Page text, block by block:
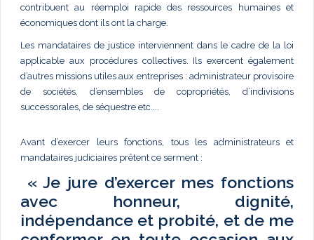
contribuent au réemploi rapide des ressources humaines et
économiques dont ils ont la charge.
Les mandataires de justice interviennent dans le cadre de la loi
applicable aux procédures collectives. Ils exercent également
d’autres missions utiles aux entreprises : administrateur provisoire
de sociétés, d’ensembles de copropriétés, d’indivisions
successorales, de séquestre etc....
Avant d’exercer leurs fonctions, tous les administrateurs et
mandataires judiciaires prêtent ce serment :
« Je jure d’exercer mes fonctions
avec honneur, dignité,
indépendance et probité, et de me